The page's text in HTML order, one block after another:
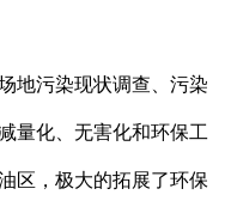
地污染现状调查、污染
量化、无害化和环保工
区，极大的拓展了环保